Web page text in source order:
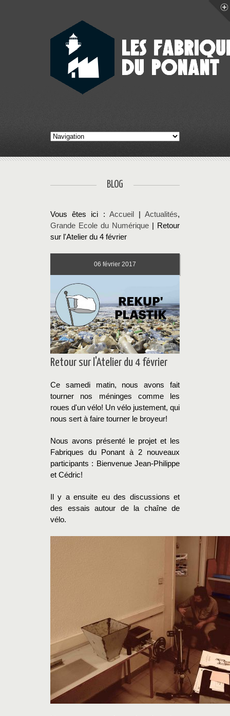
BLOG
Vous êtes ici : Accueil |Actualités,
Grande Ecole du Numérique | Retour
sur l'Atelier du 4 février
06 février 2017
Retour sur l'Atelier du 4 février
Ce samedi matin, nous avons fait
tourner nos méninges comme les
roues d'un vélo! Un vélo justement, qui
nous sert à faire tourner le broyeur!
Nous avons présenté le projet et les
Fabriques du Ponant à 2 nouveaux
participants : Bienvenue Jean-Philippe
et Cédric!
Il y a ensuite eu des discussions et
des essais autour de la chaîne de
vélo.